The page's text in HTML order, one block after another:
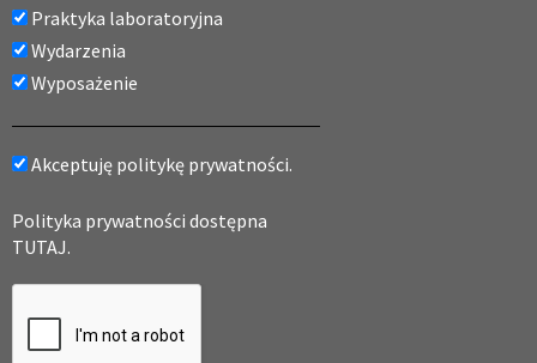
Praktyka laboratoryjna
Wydarzenia
Wyposażenie
Akceptuję politykę prywatności.
Polityka prywatności dostępna
TUTAJ.